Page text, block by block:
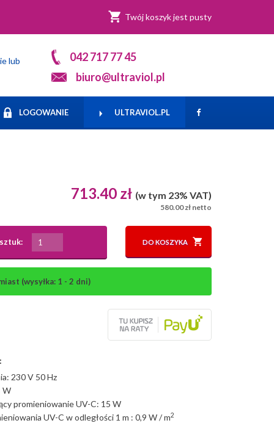
Twój koszyk jest pusty
lub
042 717 77 45
biuro@ultraviol.pl
ULTRAVIOL.PL
LOGOWANIE
713.40 zł (w tym 23% VAT)
580.00 zł netto
DO KOSZYKA
(wysyłka: 1 - 2 dni)
230 V 50 Hz
W
promieniowanie UV-C: 15 W
UV-C w odległości 1 m : 0,9 W / m2